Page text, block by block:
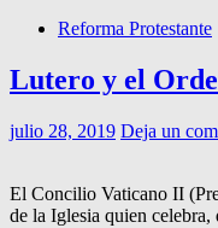
Reforma Protestante
Lutero y el
julio 28, 2019 Deja un
El Concilio Vaticano II
de la Iglesia quien